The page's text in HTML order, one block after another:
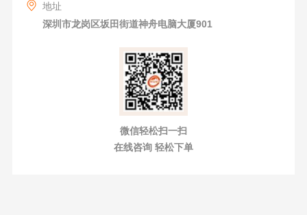
地址
深圳市龙岗区坂田街道神舟电脑大厦901
微信轻松扫一扫
在线咨询 轻松下单